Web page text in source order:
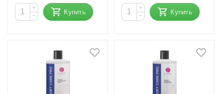
+
−
Купить
+
−
Купить